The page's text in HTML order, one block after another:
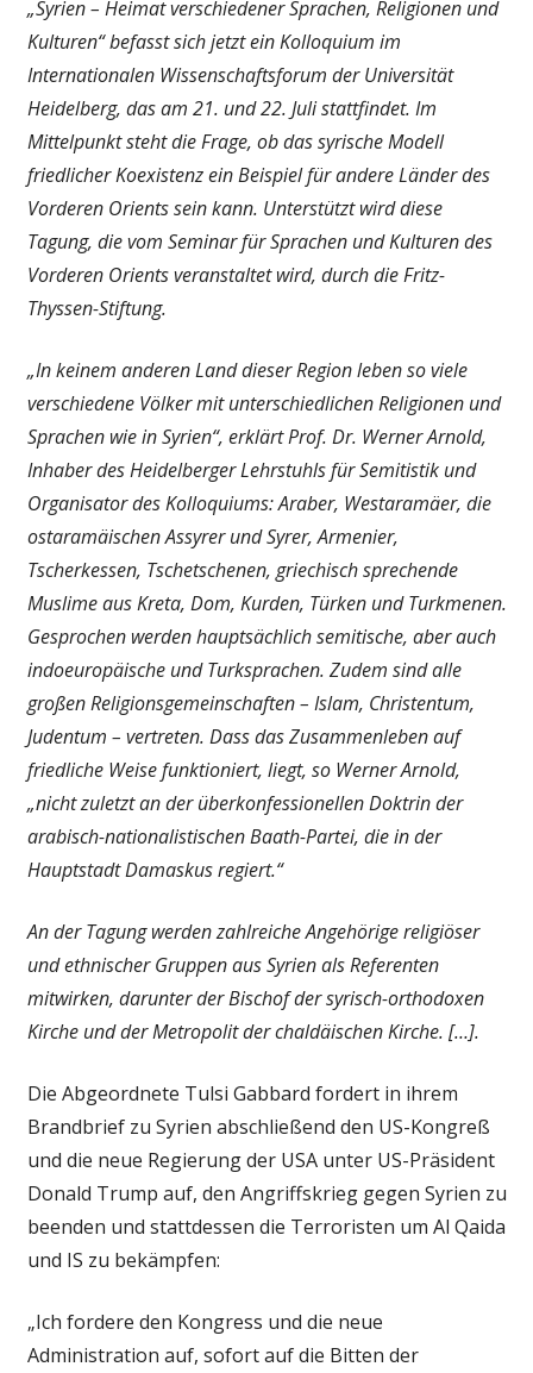
„Syrien – Heimat verschiedener Sprachen, Religionen und
Kulturen“ befasst sich jetzt ein Kolloquium im
Internationalen Wissenschaftsforum der Universität
Heidelberg, das am 21. und 22. Juli stattfindet. Im
Mittelpunkt steht die Frage, ob das syrische Modell
friedlicher Koexistenz ein Beispiel für andere Länder des
Vorderen Orients sein kann. Unterstützt wird diese
Tagung, die vom Seminar für Sprachen und Kulturen des
Vorderen Orients veranstaltet wird, durch die Fritz-
Thyssen-Stiftung.
„In keinem anderen Land dieser Region leben so viele
verschiedene Völker mit unterschiedlichen Religionen und
Sprachen wie in Syrien“, erklärt Prof. Dr. Werner Arnold,
Inhaber des Heidelberger Lehrstuhls für Semitistik und
Organisator des Kolloquiums: Araber, Westaramäer, die
ostaramäischen Assyrer und Syrer, Armenier,
Tscherkessen, Tschetschenen, griechisch sprechende
Muslime aus Kreta, Dom, Kurden, Türken und Turkmenen.
Gesprochen werden hauptsächlich semitische, aber auch
indoeuropäische und Turksprachen. Zudem sind alle
großen Religionsgemeinschaften – Islam, Christentum,
Judentum – vertreten. Dass das Zusammenleben auf
friedliche Weise funktioniert, liegt, so Werner Arnold,
„nicht zuletzt an der überkonfessionellen Doktrin der
arabisch-nationalistischen Baath-Partei, die in der
Hauptstadt Damaskus regiert.“
An der Tagung werden zahlreiche Angehörige religiöser
und ethnischer Gruppen aus Syrien als Referenten
mitwirken, darunter der Bischof der syrisch-orthodoxen
Kirche und der Metropolit der chaldäischen Kirche. […].
Die Abgeordnete Tulsi Gabbard fordert in ihrem
Brandbrief zu Syrien abschließend den US-Kongreß
und die neue Regierung der USA unter US-Präsident
Donald Trump auf, den Angriffskrieg gegen Syrien zu
beenden und stattdessen die Terroristen um Al Qaida
und IS zu bekämpfen:
„Ich fordere den Kongress und die neue
Administration auf, sofort auf die Bitten der